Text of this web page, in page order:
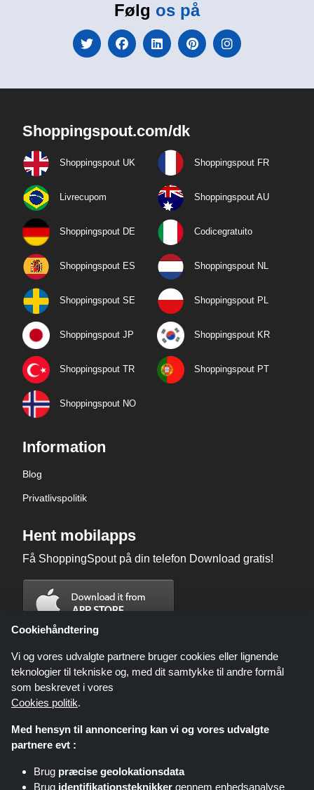
Følg os på
Shoppingspout.com/dk
Shoppingspout UK Shoppingspout FR
Livrecupom Shoppingspout AU
Shoppingspout DE Codicegratuito
Shoppingspout ES Shoppingspout NL
Shoppingspout SE Shoppingspout PL
Shoppingspout JP Shoppingspout KR
Shoppingspout TR Shoppingspout PT
Shoppingspout NO
Information
Blog
Privatlivspolitik
Hent mobilapps
Få ShoppingSpout på din telefon Download gratis!
Shoppingspout.com/dk eller dets personale er ikke involveret, når du
foretager et køb via disse links, Shoppingspout.com/dk optjener kun
Cookiehåndtering
Vi og vores udvalgte partnere bruger cookies eller lignende
teknologier til tekniske og, med dit samtykke til andre formål
som beskrevet i vores
Cookies politik.
Med hensyn til annoncering kan vi og vores udvalgte
partnere evt :
Brug præcise geolokationsdata
Brug identifikationsteknikker gennem enhedsanalyse